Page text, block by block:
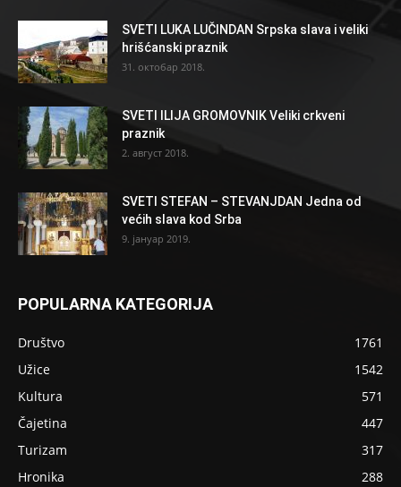
SVETI LUKA LUČINDAN Srpska slava i veliki
hrišćanski praznik
31. октобар 2018.
SVETI ILIJA GROMOVNIK Veliki crkveni
praznik
2. август 2018.
SVETI STEFAN – STEVANJDAN Jedna od
većih slava kod Srba
9. јануар 2019.
POPULARNA KATEGORIJA
Društvo
1761
Užice
1542
Kultura
571
Čajetina
447
Turizam
317
Hronika
288